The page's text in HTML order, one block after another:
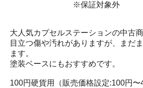
※保証対象外
大人気カプセルステーションの中古商
目立つ傷や汚れがありますが、まだ
ます。
塗装ベースにもおすすめです。
100円硬貨用（販売価格設定:100円〜